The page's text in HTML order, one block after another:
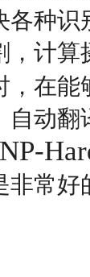
各种识
，计
，在
自动
NP-
非常